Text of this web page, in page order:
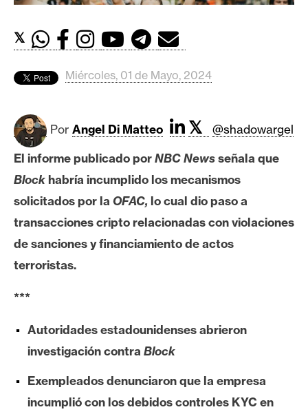
d
o
s
i
t
c
o
i
n
E
r
e
m
𝕏
Miércoles, 01 de Mayo, 2024
Por Angel Di Matteo 𝕏
@shadowargel
El informe publicado porNBC Newsseñala que
Blockhabría incumplido los mecanismos
solicitados por la OFAC, lo cual dio paso a
transacciones cripto relacionadas con violaciones
de sanciones y financiamiento de actos
terroristas.
***
Autoridades estadounidenses abrieron
investigación contra Block
Exempleados denunciaron que la empresa
incumplió con los debidos controles KYC en